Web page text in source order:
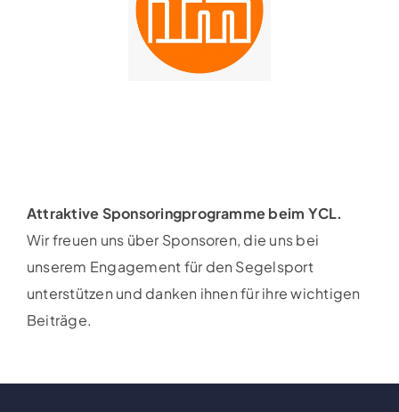
Attraktive Sponsoringprogramme beim YCL.
Wir freuen uns über Sponsoren, die uns bei
unserem Engagement für den Segelsport
unterstützen und danken ihnen für ihre wichtigen
Beiträge.